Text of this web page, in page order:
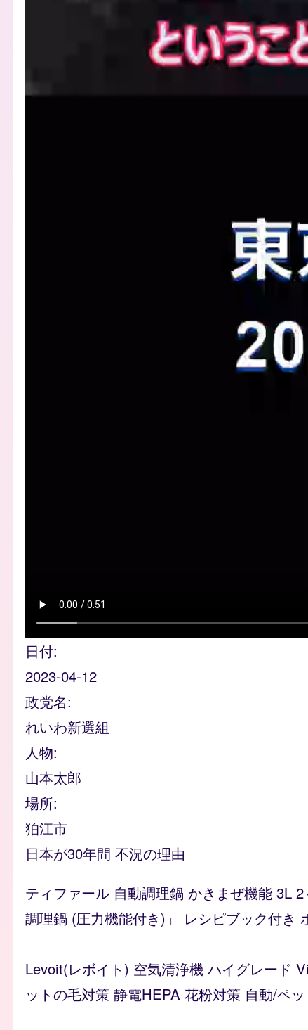
日付
2023-04-12
政党名
れいわ新選組
人物
山本太郎
場所
狛江市
日本が30年間 不況の理由
ティファール 自動調理鍋 かきまぜ機能 3L
調理鍋 (圧力機能付き)」 レシピブック付き
Levoit(レボイト) 空気清浄機 ハイグレード
ットの毛対策 静電HEPA 花粉対策 自動/ペ